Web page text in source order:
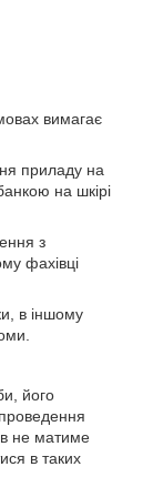
вимагає
приладу на
на шкірі
з
фахівці
в іншому
його
не матиме
в таких